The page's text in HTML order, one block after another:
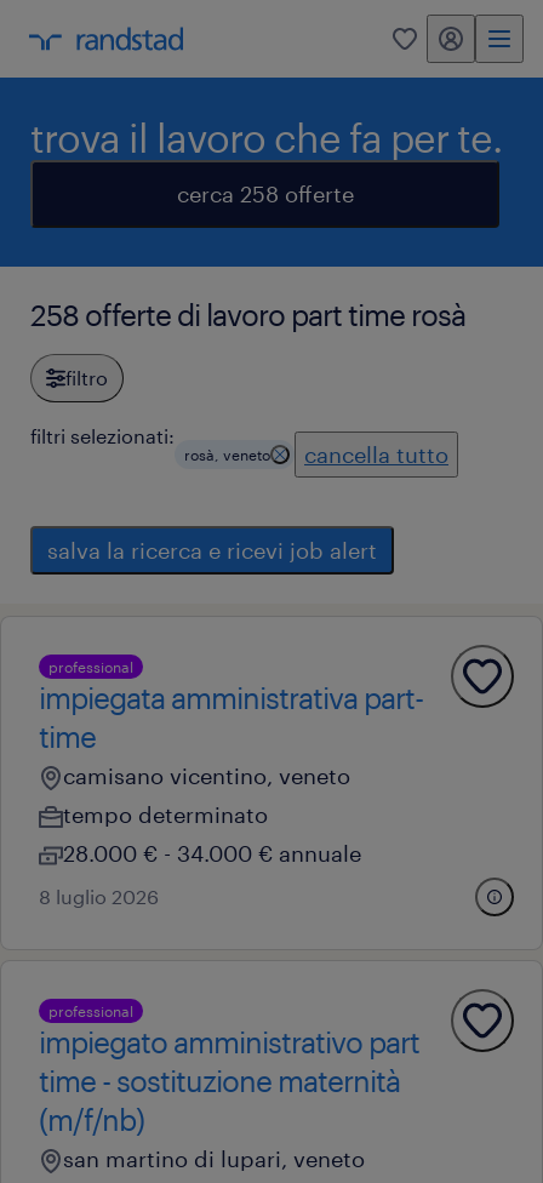
0 my randstad
trova il lavoro che fa per te.
cerca 258 offerte
258 offerte di lavoro part time rosà
filtro
filtri selezionati:
rosà, veneto cancella tutto
salva la ricerca e ricevi job alert
professional
impiegata amministrativa part-
time
camisano vicentino, veneto
tempo determinato
28.000 € - 34.000 € annuale
8 luglio 2026
professional
impiegato amministrativo part
time - sostituzione maternità
(m/f/nb)
san martino di lupari, veneto